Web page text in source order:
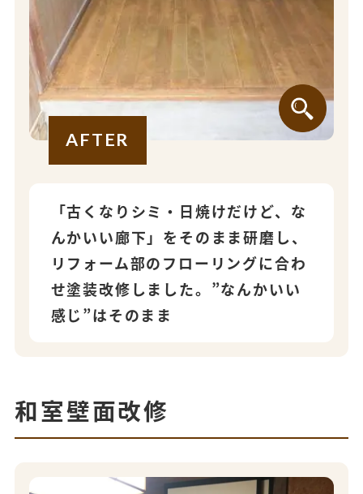
AFTER
「古くなりシミ・日焼けだけど、な
んかいい廊下」をそのまま研磨し、
リフォーム部のフローリングに合わ
せ塗装改修しました。”なんかいい
感じ”はそのまま
和室壁面改修